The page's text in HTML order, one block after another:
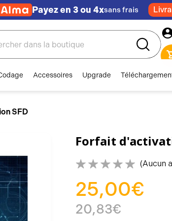
Payez en 3 ou 4xsans frais
Accessoires Upgrade
SFD
Forfait
(Aucun
25,00€
20,83€